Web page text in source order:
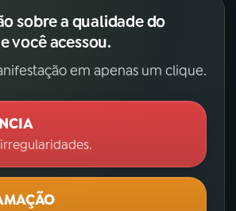
sobre a qualidade do
você acessou.
em apenas um clique.